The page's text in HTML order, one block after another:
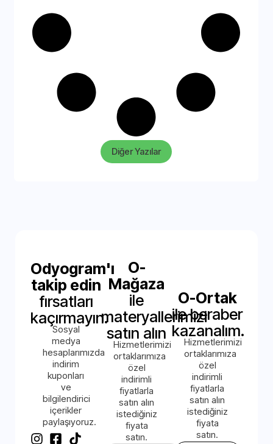
Diğer Yazılar
Odyogram'ı
takip edin
fırsatları
kaçırmayın.
Sosyal
medya
hesaplarımızda
indirim
kuponları
ve
bilgilendirici
içerikler
paylaşıyoruz.
O-
Mağaza
ile
materyallerimizi
satın alın
Hizmetlerimizi
ortaklarımıza
özel
indirimli
fiyatlarla
satın alın
istediğiniz
fiyata
satın.
O-Ortak
ile beraber
kazanalım.
Hizmetlerimizi
ortaklarımıza
özel
indirimli
fiyatlarla
satın alın
istediğiniz
fiyata
satın.